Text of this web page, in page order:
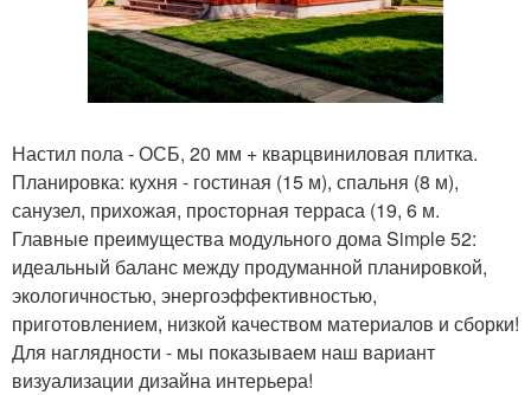
Настил пола - ОСБ, 20 мм + кварцвиниловая плитка.
Планировка: кухня - гостиная (15 м), спальня (8 м),
санузел, прихожая, просторная терраса (19, 6 м.
Главные преимущества модульного дома Simple 52:
идеальный баланс между продуманной планировкой,
экологичностью, энергоэффективностью,
приготовлением, низкой качеством материалов и сборки!
Для наглядности - мы показываем наш вариант
визуализации дизайна интерьера!